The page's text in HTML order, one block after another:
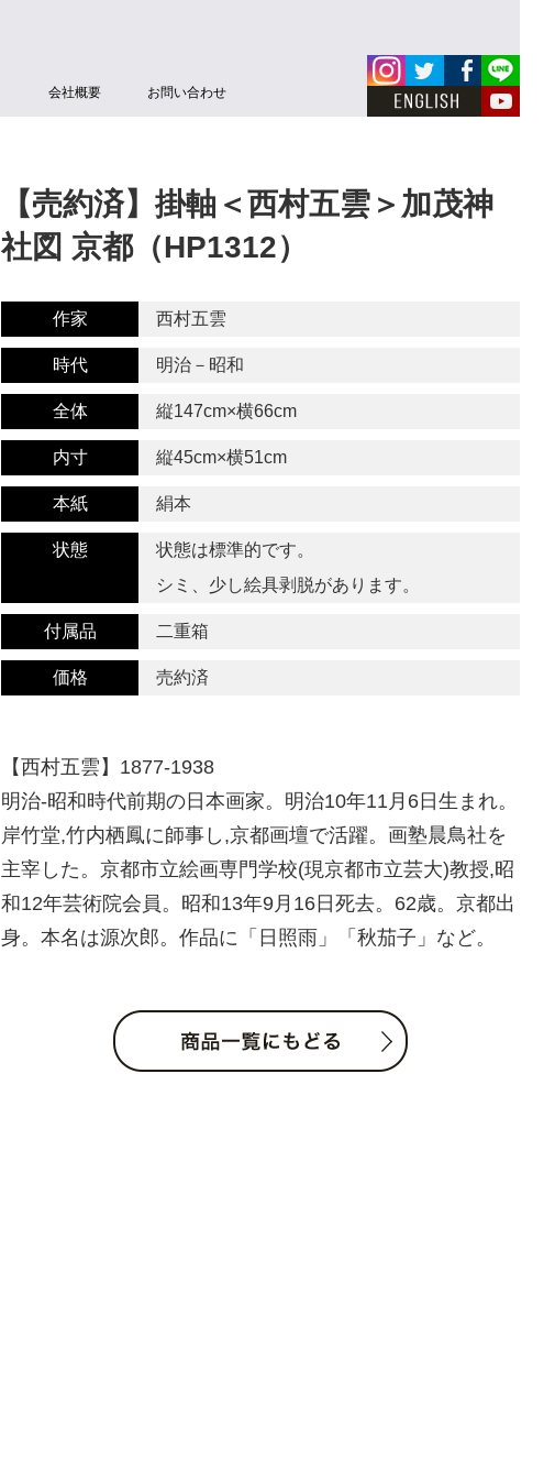
会社概要 お問い合わせ
【売約済】掛軸＜西村五雲＞加茂神
社図 京都（HP1312）
作家 西村五雲
時代 明治－昭和
全体 縦147cm×横66cm
内寸 縦45cm×横51cm
本紙 絹本
状態
状態は標準的です。
シミ、少し絵具剥脱があります。
付属品 二重箱
価格 売約済
【西村五雲】1877-1938
明治-昭和時代前期の日本画家。明治10年11月6日生まれ。
岸竹堂,竹内栖鳳に師事し,京都画壇で活躍。画塾晨鳥社を
主宰した。京都市立絵画専門学校(現京都市立芸大)教授,昭
和12年芸術院会員。昭和13年9月16日死去。62歳。京都出
身。本名は源次郎。作品に「日照雨」「秋茄子」など。